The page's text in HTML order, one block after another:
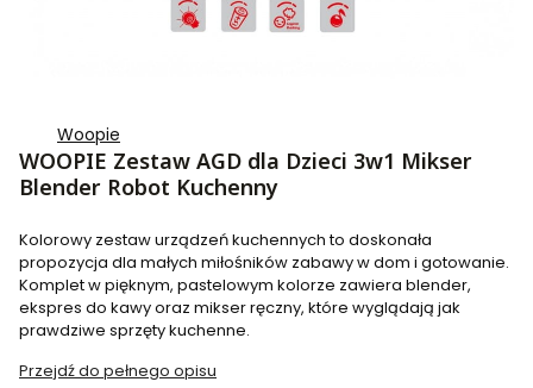
Woopie
WOOPIE Zestaw AGD dla Dzieci 3w1 Mikser
Blender Robot Kuchenny
Kolorowy zestaw urządzeń kuchennych to doskonała
propozycja dla małych miłośników zabawy w dom i gotowanie.
Komplet w pięknym, pastelowym kolorze zawiera blender,
ekspres do kawy oraz mikser ręczny, które wyglądają jak
prawdziwe sprzęty kuchenne.
Przejdź do pełnego opisu